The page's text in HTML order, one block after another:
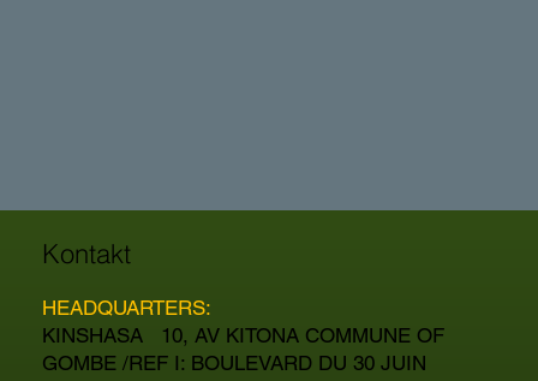
Kontakt
HEADQUARTERS:
KINSHASA 10, AV KITONA COMMUNE OF
GOMBE /REF I: BOULEVARD DU 30 JUIN